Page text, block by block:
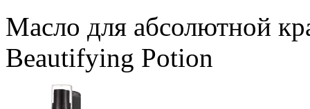
Масло для абсолютной
Beautifying Potion